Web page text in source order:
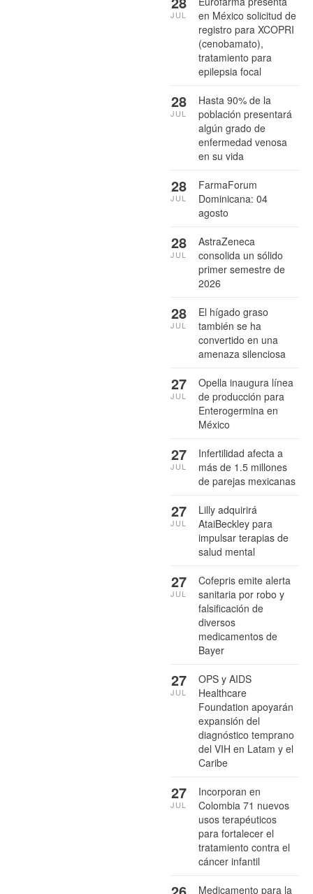
en México solicitud de
registro para XCOPRI
(cenobamato),
tratamiento para
epilepsia focal
JUL
Hasta 90% de la
población presentará
algún grado de
enfermedad venosa
en su vida
28
JUL
FarmaForum
Dominicana: 04
agosto
28
JUL
AstraZeneca
consolida un sólido
primer semestre de
2026
28
JUL
El hígado graso
también se ha
convertido en una
amenaza silenciosa
28
JUL
Opella inaugura línea
de producción para
Enterogermina en
México
27
JUL
Infertilidad afecta a
más de 1.5 millones
de parejas mexicanas
27
JUL
Lilly adquirirá
AtaiBeckley para
impulsar terapias de
salud mental
27
JUL
Cofepris emite alerta
sanitaria por robo y
falsificación de
diversos
medicamentos de
Bayer
27
JUL
OPS y AIDS
Healthcare
Foundation apoyarán
expansión del
diagnóstico temprano
del VIH en Latam y el
Caribe
27
JUL
Incorporan en
Colombia 71 nuevos
usos terapéuticos
para fortalecer el
tratamiento contra el
cáncer infantil
27
JUL
Medicamento para la